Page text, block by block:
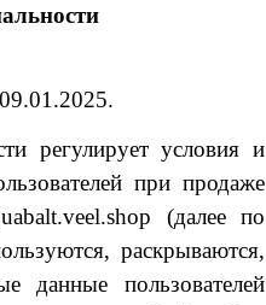
регулирует условия и
при продаже
(далее по
раскрываются,
данные пользователей